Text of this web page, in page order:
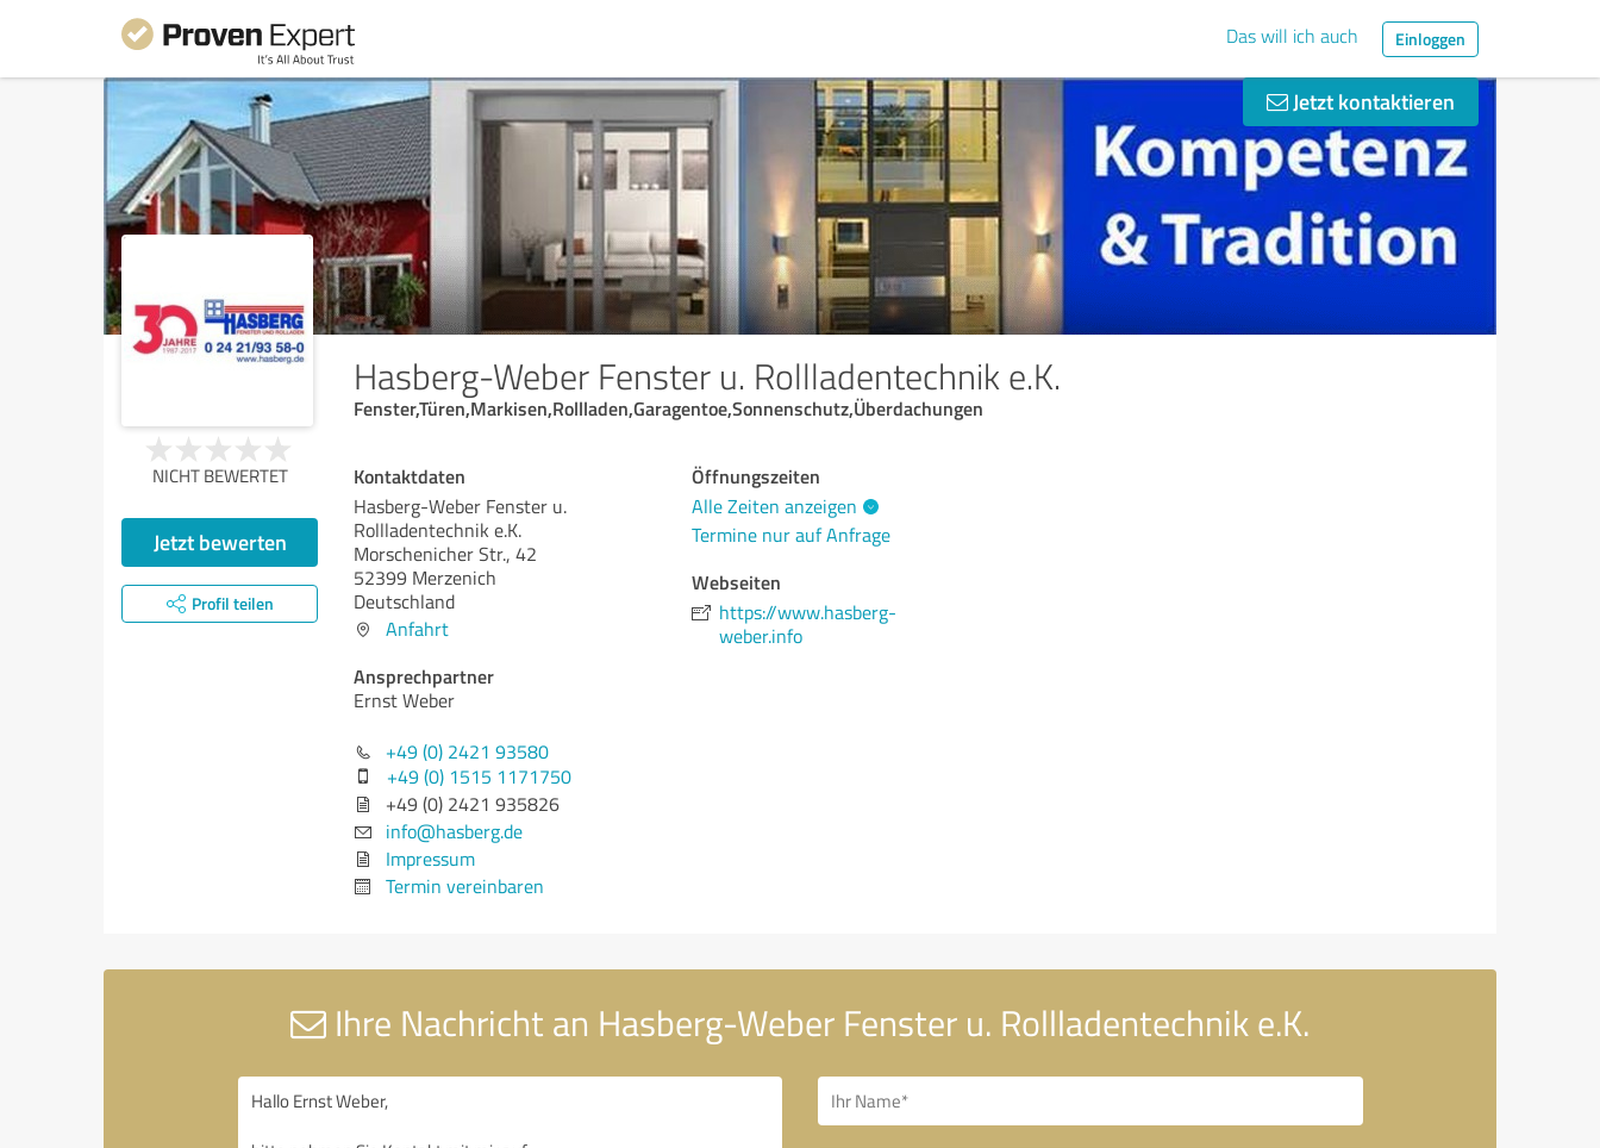
Das will ich auch Einloggen
Jetzt kontaktieren
Hasberg-Weber Fenster u. Rollladentechnik e.K.
Fenster,Türen,Markisen,Rollladen,Garagentoe,Sonnenschutz,Überdachungen
NICHT BEWERTET
Jetzt bewerten
Profil teilen
Kontaktdaten
Hasberg-Weber Fenster u.
Rollladentechnik e.K.
Morschenicher Str., 42
52399 Merzenich
Deutschland
Anfahrt
Ansprechpartner
Ernst Weber
+49 (0) 2421 93580
+49 (0) 1515 1171750
+49 (0) 2421 935826
info@hasberg.de
Impressum
Termin vereinbaren
Öffnungszeiten
Alle Zeiten anzeigen
Termine nur auf Anfrage
Webseiten
https://www.hasberg-
weber.info
Ihre Nachricht an Hasberg-Weber Fenster u. Rollladentechnik e.K.